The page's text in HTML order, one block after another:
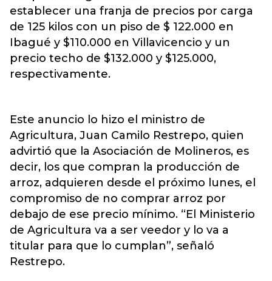
establecer una franja de precios por carga
de 125 kilos con un piso de $ 122.000 en
Ibagué y $110.000 en Villavicencio y un
precio techo de $132.000 y $125.000,
respectivamente.
Este anuncio lo hizo el ministro de
Agricultura, Juan Camilo Restrepo, quien
advirtió que la Asociación de Molineros, es
decir, los que compran la producción de
arroz, adquieren desde el próximo lunes, el
compromiso de no comprar arroz por
debajo de ese precio mínimo. “El Ministerio
de Agricultura va a ser veedor y lo va a
titular para que lo cumplan”, señaló
Restrepo.